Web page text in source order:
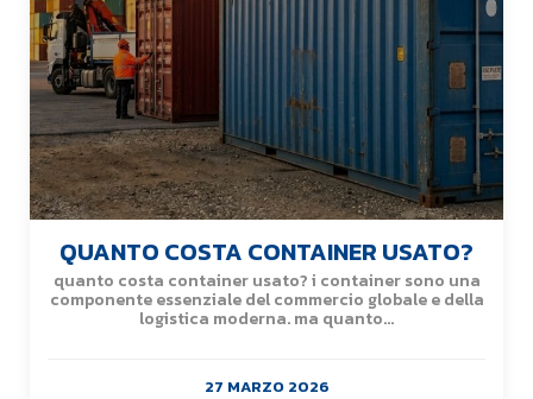
QUANTO COSTA CONTAINER USATO?
quanto costa container usato? i container sono una
componente essenziale del commercio globale e della
logistica moderna. ma quanto...
27 MARZO 2026